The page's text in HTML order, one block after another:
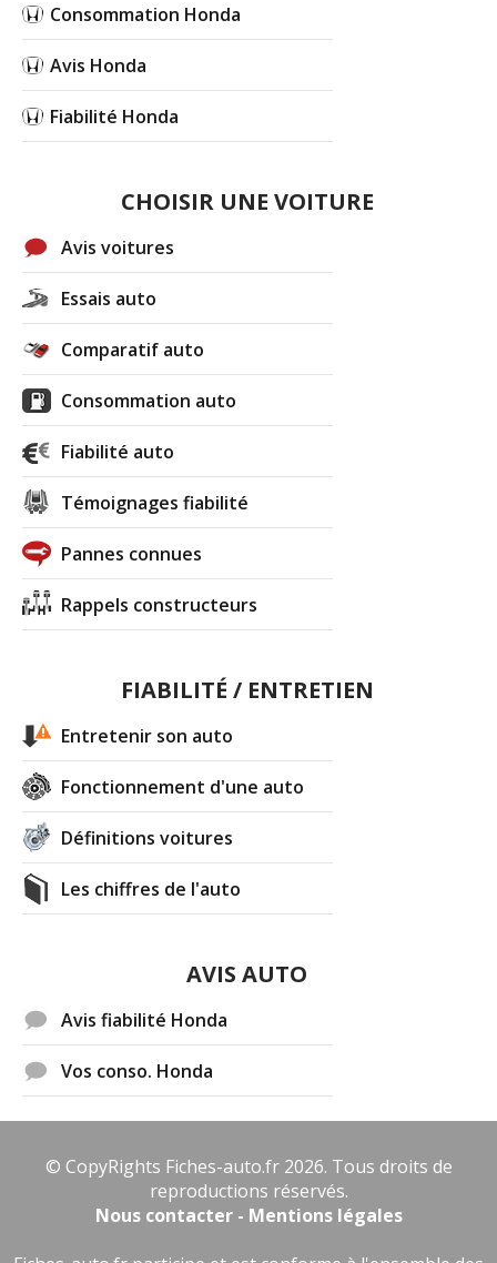
Consommation Honda
Avis Honda
Fiabilité Honda
CHOISIR UNE VOITURE
Avis voitures
Essais auto
Comparatif auto
Consommation auto
Fiabilité auto
Témoignages fiabilité
Pannes connues
Rappels constructeurs
FIABILITÉ / ENTRETIEN
Entretenir son auto
Fonctionnement d'une auto
Définitions voitures
Les chiffres de l'auto
AVIS AUTO
Avis fiabilité Honda
Vos conso. Honda
© CopyRights Fiches-auto.fr 2026. Tous droits de
reproductions réservés.
Nous contacter - Mentions légales